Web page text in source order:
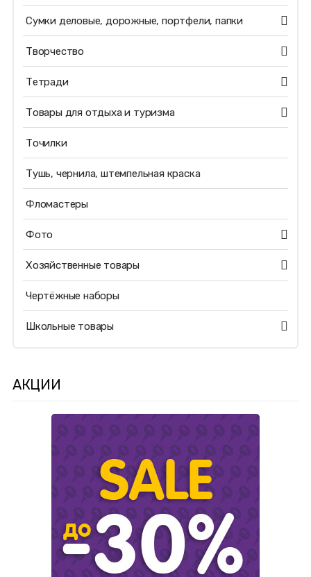
Сумки деловые, дорожные, портфели, папки
Творчество
Тетради
Товары для отдыха и туризма
Точилки
Тушь, чернила, штемпельная краска
Фломастеры
Фото
Хозяйственные товары
Чертёжные наборы
Школьные товары
АКЦИИ